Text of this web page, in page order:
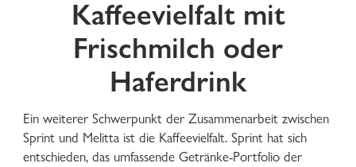
Kaffeevielfalt mit
Frischmilch oder
Haferdrink
Ein weiterer Schwerpunkt der Zusammenarbeit zwischen
Sprint und Melitta ist die Kaffeevielfalt. Sprint hat sich
entschieden, das umfassende Getränke-Portfolio der